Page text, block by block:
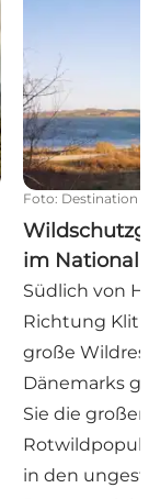
Foto: Destination
im
Südlich von
Richtung
große
Dänemarks
Sie die
in den